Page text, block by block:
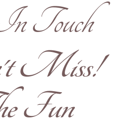
Touch
Miss
Fun